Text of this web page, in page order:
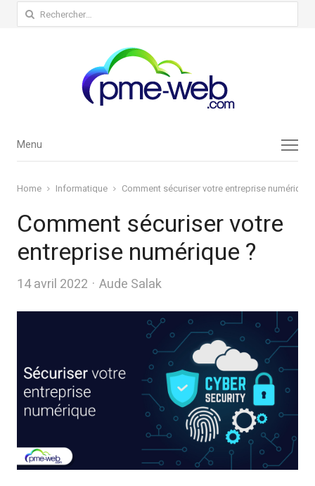
Rechercher :
Menu
Menu
Home Informatique Comment sécuriser votre entreprise numérique
Comment sécuriser votre
entreprise numérique ?
14 avril 2022 Author
Aude Salak